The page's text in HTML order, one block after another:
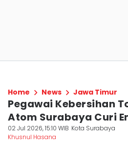
Home News Jawa Timur
Pegawai Kebersihan
Atom Surabaya Curi
02 Jul 2026, 15:10 WIB Kota Surabaya
Khusnul Hasana